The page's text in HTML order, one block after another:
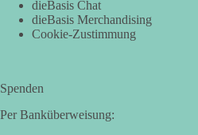
Sie sagten immer und immer wieder:
uns!“
Wir sagen heute: Die politischen
🟩🟩🟦🟦🟥🟥🟧🟧
dieBasis Chat
dieBasis Merchandising
Cookie-Zustimmung
Spenden
Per Banküberweisung: